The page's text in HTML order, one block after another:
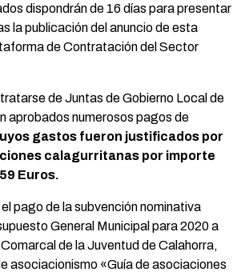
dispondrán de 16 días para presentar
la publicación del anuncio de esta
de Contratación del Sector
de Juntas de Gobierno Local de
aprobados numerosos pagos de
gastos fueron justificados por
calagurritanas por importe
Euros.
pago de la subvención nominativa
General Municipal para 2020 a
de la Juventud de Calahorra,
asociacionismo «Guía de asociaciones